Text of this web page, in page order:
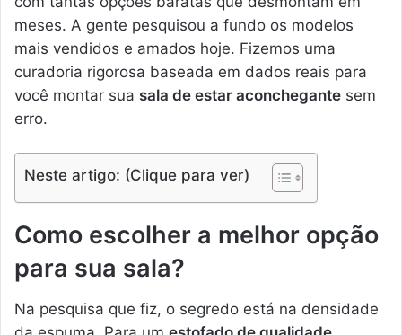
meses. A gente pesquisou a fundo os modelos
mais vendidos e amados hoje. Fizemos uma
curadoria rigorosa baseada em dados reais para
você montar sua sala de estar aconchegante sem
erro.
Neste artigo: (Clique para ver)
Como escolher a melhor opção
para sua sala?
Na pesquisa que fiz, o segredo está na densidade